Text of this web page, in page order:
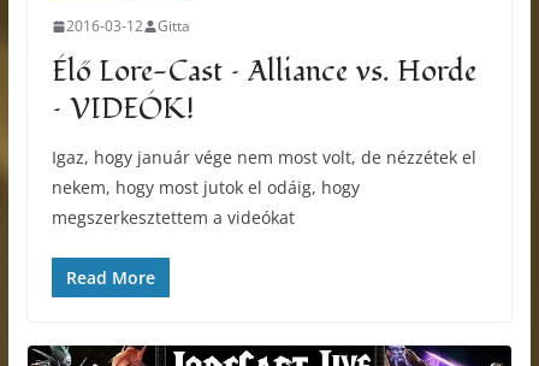
2016-03-12 Gitta
Élő Lore-Cast – Alliance vs. Horde
– VIDEÓK!
Igaz, hogy január vége nem most volt, de nézzétek el
nekem, hogy most jutok el odáig, hogy
megszerkesztettem a videókat
Read More